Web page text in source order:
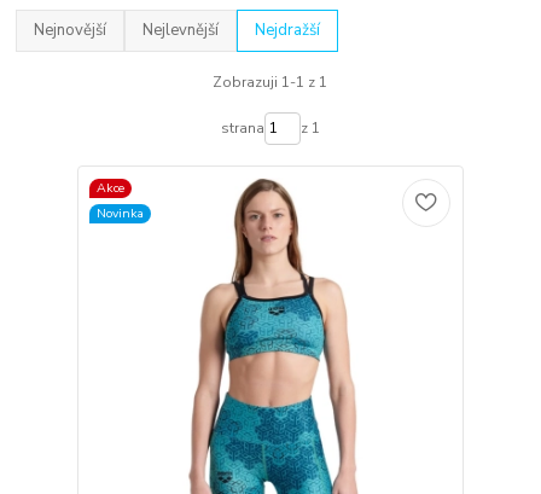
Nejnovější Nejlevnější Nejdražší
Zobrazuji 1-1 z 1
strana z 1
Akce
Novinka